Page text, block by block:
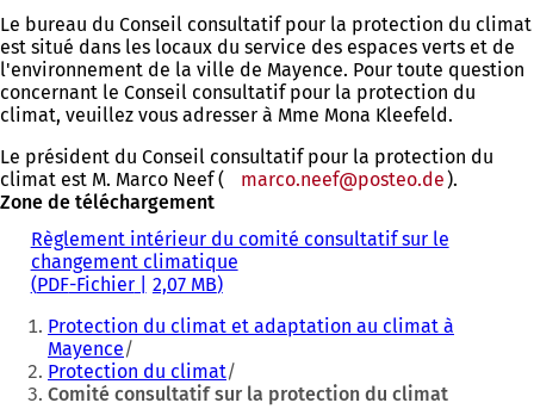
Le bureau du Conseil consultatif pour la protection du climat
est situé dans les locaux du service des espaces verts et de
l'environnement de la ville de Mayence. Pour toute question
concernant le Conseil consultatif pour la protection du
climat, veuillez vous adresser à Mme Mona Kleefeld.
Le président du Conseil consultatif pour la protection du
climat est M. Marco Neef (
marco.neef posteo de).
Zone de téléchargement
Règlement intérieur du comité consultatif sur le
changement climatique
PDF-Fichier 2,07 MB
Vous
êtes
ici
Protection du climat et adaptation au climat à
Mayence
Protection du climat
Comité consultatif sur la protection du climat